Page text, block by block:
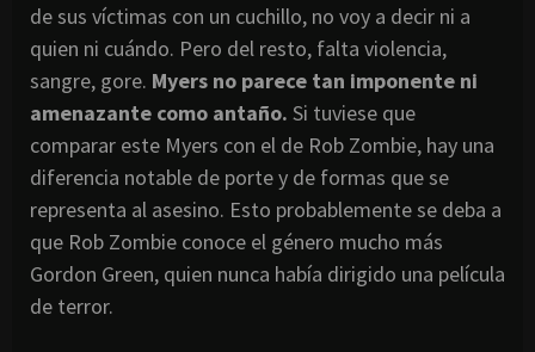
de sus víctimas con un cuchillo, no voy a decir ni a
quien ni cuándo. Pero del resto, falta violencia,
sangre, gore. Myers no parece tan imponente ni
amenazante como antaño. Si tuviese que
comparar este Myers con el de Rob Zombie, hay una
diferencia notable de porte y de formas que se
representa al asesino. Esto probablemente se deba a
que Rob Zombie conoce el género mucho más
Gordon Green, quien nunca había dirigido una película
de terror.